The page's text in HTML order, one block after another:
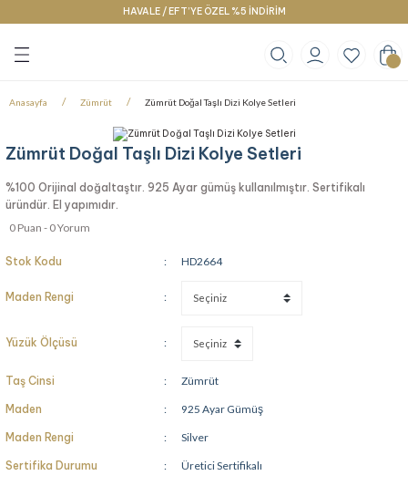
HAVALE / EFT’YE ÖZEL %5 İNDİRİM
Geri Dön
Geri Dön
Geri Dön
Anasayfa Zümrüt Zümrüt Doğal Taşlı Dizi Kolye Setleri
Zümrüt Doğal Taşlı Dizi Kolye Setleri
%100 Orijinal doğaltaştır. 925 Ayar gümüş kullanılmıştır. Sertifikalı
üründür. El yapımıdır.
0 Puan - 0 Yorum
Stok Kodu HD2664
Maden Rengi
Yüzük Ölçüsü
Taş Cinsi Zümrüt
Maden 925 Ayar Gümüş
Maden Rengi Silver
Sertifika Durumu Üretici Sertifikalı